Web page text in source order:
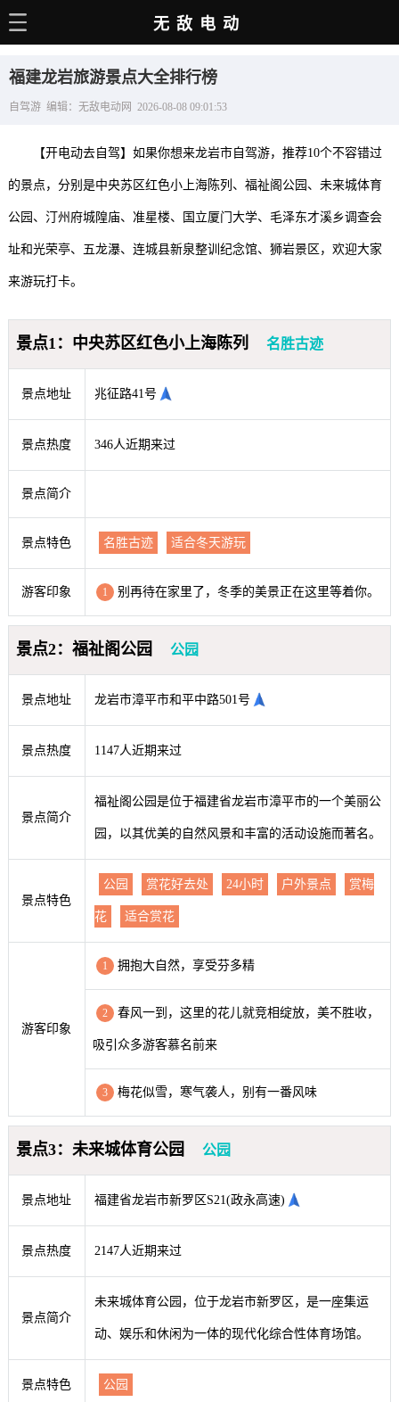
电动百科
选车推荐
充电站
用车百科
销量榜
经销商
无敌电动
福建龙岩旅游景点大全排行榜
自驾游 编辑：无敌电动网 2026-08-08 09:01:53
【开电动去自驾】如果你想来龙岩市自驾游，推荐10个不容错过
的景点，分别是中央苏区红色小上海陈列、福祉阁公园、未来城体育
公园、汀州府城隍庙、准星楼、国立厦门大学、毛泽东才溪乡调查会
址和光荣亭、五龙瀑、连城县新泉整训纪念馆、狮岩景区，欢迎大家
来游玩打卡。
景点1：中央苏区红色小上海陈列 名胜古迹
景点地址 兆征路41号
景点热度 346人近期来过
景点简介
景点特色 名胜古迹 适合冬天游玩
游客印象 1 别再待在家里了，冬季的美景正在这里等着你。
景点2：福祉阁公园 公园
景点地址 龙岩市漳平市和平中路501号
景点热度 1147人近期来过
景点简介
福祉阁公园是位于福建省龙岩市漳平市的一个美丽公
园，以其优美的自然风景和丰富的活动设施而著名。
景点特色
公园 赏花好去处 24小时 户外景点 赏梅
花 适合赏花
游客印象
1 拥抱大自然，享受芬多精
2 春风一到，这里的花儿就竞相绽放，美不胜收，
吸引众多游客慕名前来
3 梅花似雪，寒气袭人，别有一番风味
景点3：未来城体育公园 公园
景点地址 福建省龙岩市新罗区S21(政永高速)
景点热度 2147人近期来过
景点简介
未来城体育公园，位于龙岩市新罗区，是一座集运
动、娱乐和休闲为一体的现代化综合性体育场馆。
景点特色 公园